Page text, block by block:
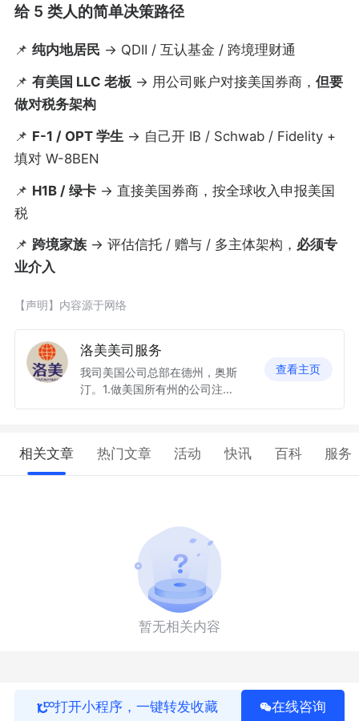
给 5 类人的简单决策路径
📌 纯内地居民 → QDII / 互认基金 / 跨境理财通
📌 有美国 LLC 老板 → 用公司账户对接美国券商， 但要
做对税务架构
📌 F-1 / OPT 学生 → 自己开 IB / Schwab / Fidelity +
填对 W-8BEN
📌 H1B / 绿卡→ 直接美国券商，按全球收入申报美国
税
📌 跨境家族→ 评估信托 / 赠与 / 多主体架构， 必须专
业介入
【声明】内容源于网络
洛美美司服务
我司美国公司总部在德州，奥斯
汀。1.做美国所有州的公司注册
2.税务申报3.电商平台协助入驻
查看主页
相关文章 热门文章 活动 快讯 百科 服务
暂无相关内容
打开小程序，一键转发收藏 在线咨询